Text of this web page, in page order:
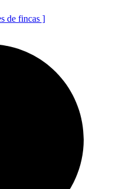
de fincas ]